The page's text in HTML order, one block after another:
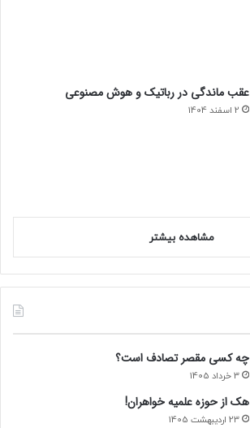
عقب ماندگی در رباتیک و هوش مصنوعی
2 اسفند 1404
مشاهده بیشتر
چه کسی مقصر تصادف است؟
3 خرداد 1405
هک از حوزه علمیه خواهران!
23 اردیبهشت 1405